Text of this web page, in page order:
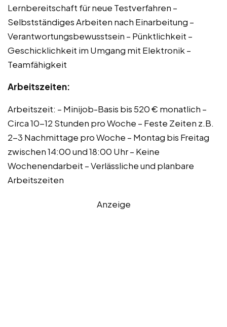
Lernbereitschaft für neue Testverfahren –
Selbstständiges Arbeiten nach Einarbeitung –
Verantwortungsbewusstsein – Pünktlichkeit –
Geschicklichkeit im Umgang mit Elektronik –
Teamfähigkeit
Arbeitszeiten:
Arbeitszeit: – Minijob-Basis bis 520 € monatlich –
Circa 10-12 Stunden pro Woche – Feste Zeiten z.B.
2-3 Nachmittage pro Woche – Montag bis Freitag
zwischen 14:00 und 18:00 Uhr – Keine
Wochenendarbeit – Verlässliche und planbare
Arbeitszeiten
Anzeige